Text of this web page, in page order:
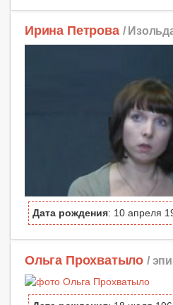
Ирина Петрова /
Дата рождения: 10 апреля
Ольга Прохватыло /